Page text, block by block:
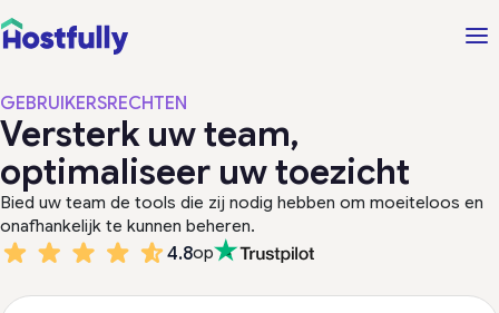
GEBRUIKERSRECHTEN
Versterk uw team,
optimaliseer uw toezicht
Bied uw team de tools die zij nodig hebben om moeiteloos en
onafhankelijk te kunnen beheren.
4.8op